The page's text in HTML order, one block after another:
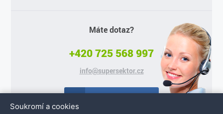
Máte dotaz?
+420 725 568 997
info@supersektor.cz
Soukromí a cookies